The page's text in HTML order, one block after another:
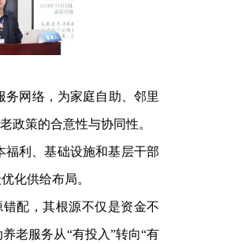
网络，为家庭自助、邻里
政策的合意性与协同性。
福利、基础设施和基层干部
化供给布局。
配，其根源不仅是资金不
老服务从“有投入”转向“有